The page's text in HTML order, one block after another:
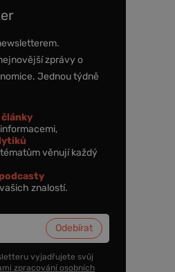
zprávy o
Jednou týdně
věnují každý
znalostí.
vyjadřujete svůj
zpracování osobních